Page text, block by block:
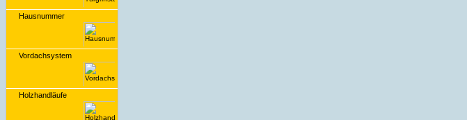
Hausnummer
Vordachsystem
Holzhandläufe